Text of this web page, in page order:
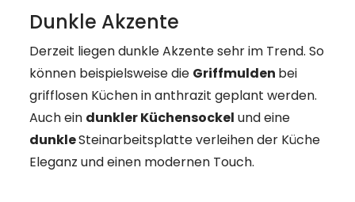
--
Dunkle Akzente
Derzeit liegen dunkle Akzente sehr im Trend. So
können beispielsweise die Griffmulden bei
grifflosen Küchen in anthrazit geplant werden.
Auch ein dunkler Küchensockel und eine
dunkleSteinarbeitsplatte verleihen der Küche
Eleganz und einen modernen Touch.